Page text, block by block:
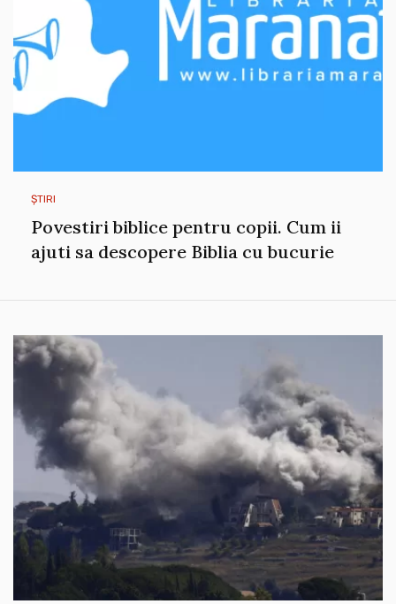
ȘTIRI
Povestiri biblice pentru copii. Cum ii
ajuti sa descopere Biblia cu bucurie